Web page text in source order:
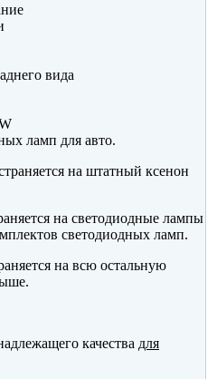
вида
ламп для авто.
на штатный ксенон
на светодиодные лампы
светодиодных ламп.
на всю остальную
качества для